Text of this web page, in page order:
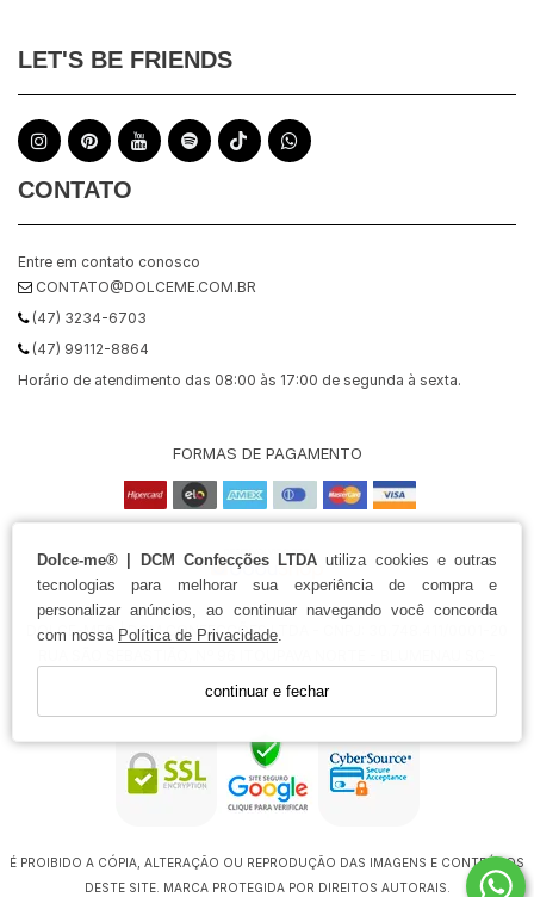
Dolce-me® | DCM Confecções LTDA utiliza cookies e outras
tecnologias para melhorar sua experiência de compra e
personalizar anúncios, ao continuar navegando você concorda
com nossa Política de Privacidade.
continuar e fechar
LET'S BE FRIENDS
CONTATO
Entre em contato conosco
CONTATO@DOLCEME.COM.BR
(47) 3234-6703
(47) 99112-8864
Horário de atendimento das 08:00 às 17:00 de segunda à sexta.
FORMAS DE PAGAMENTO
DOLCE-ME® | DCM CONFECÇÕES LTDA - CNPJ: 30.748.411/0001-20
É PROIBIDO A CÓPIA, ALTERAÇÃO OU REPRODUÇÃO DAS IMAGENS E CONTEÚDOS
DESTE SITE. MARCA PROTEGIDA POR DIREITOS AUTORAIS.